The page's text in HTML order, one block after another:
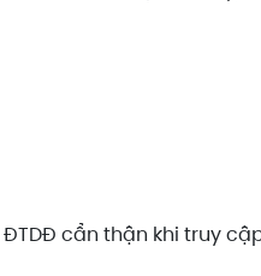
cẩn thận khi truy